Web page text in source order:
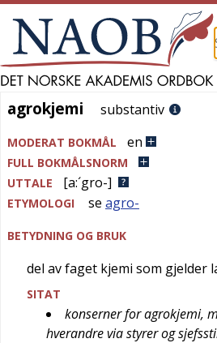
agrokjemi
agrokjemi substantiv
MODERAT BOKMÅL en
FULL BOKMÅLSNORM
UTTALE
[a:´gro-]
ETYMOLOGI se agro-
BETYDNING OG BRUK
del av faget kjemi som gjelder
SITAT
konserner for agrokjemi,
hverandre via styrer og